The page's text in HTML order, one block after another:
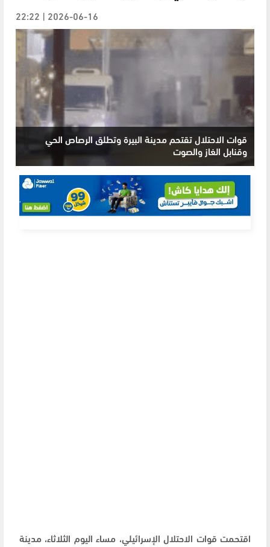
2026-06-16 | 22:22
قوات الاحتلال تقتحم مدينة البيرة وتطلق الرصاص الحي
وقنابل الغاز والصوت
اقتحمت قوات الاحتلال الإسرائيلي، مساء اليوم الثلاثاء، مدينة